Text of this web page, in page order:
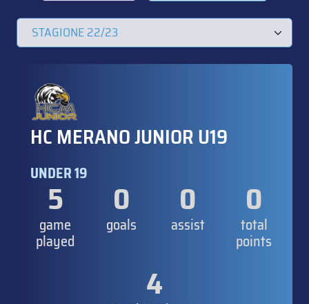
HC MERANO JUNIOR U19
UNDER 19
5
game
played
0
goals
0
assist
0
total
points
4